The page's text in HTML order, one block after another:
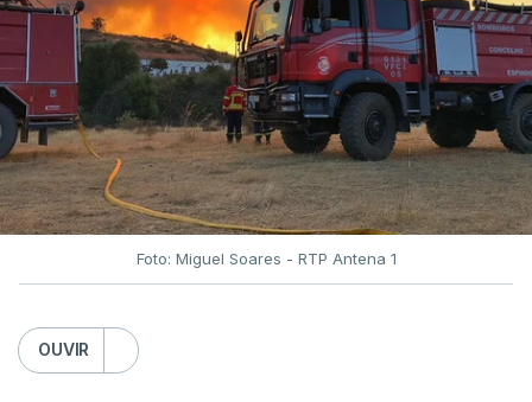
Foto: Miguel Soares - RTP Antena 1
OUVIR